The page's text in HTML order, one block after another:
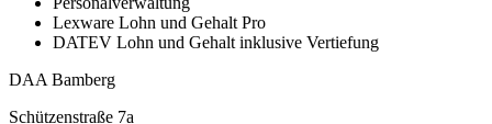
Lexware Lohn und Gehalt Pro
DATEV Lohn und Gehalt inklusive Vertiefung
DAA Bamberg
Schützenstraße 7a